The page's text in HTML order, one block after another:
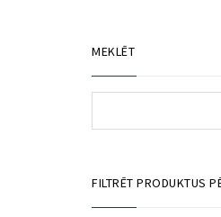
MEKLĒT
FILTRĒT PRODUKTUS